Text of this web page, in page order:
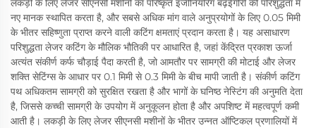
लकड़ी के लिए लेजर सीएनसी मशीनों का परिष्कृत इंजीनियरिंग बढ़ईगीरी की परिशुद्धता में
नए मानक स्थापित करता है, और सबसे अधिक मांग वाले अनुप्रयोगों के लिए 0.05 मिमी
के भीतर सहिष्णुता प्राप्त करने वाली कटिंग क्षमताएं प्रदान करता है। यह असाधारण
परिशुद्धता लेजर कटिंग के मौलिक भौतिकी पर आधारित है, जहां केंद्रित प्रकाश ऊर्जा
अत्यंत संकीर्ण कर्फ चौड़ाई पैदा करती है, जो आमतौर पर सामग्री की मोटाई और लेजर
शक्ति सेटिंग्स के आधार पर 0.1 मिमी से 0.3 मिमी के बीच मापी जाती है। संकीर्ण कटिंग
पथ अधिकतम सामग्री को सुरक्षित रखता है और भागों के घनिष्ठ नेस्टिंग की अनुमति देता
है, जिससे कच्ची सामग्री के उपयोग में अनुकूलन होता है और अपशिष्ट में महत्वपूर्ण कमी
आती है। लकड़ी के लिए लेजर सीएनसी मशीनों के भीतर उन्नत ऑप्टिकल प्रणालियों में